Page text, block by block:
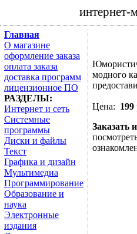
интернет-
Главная
О магазине
оформление заказа
оплата заказа
доставка программ
лицензионное ПО
РАЗДЕЛЫ:
Интернет и сеть
Системные
программы
Диски и файлы
Текст
Графика и дизайн
Мультимедиа
Программирование
Образование и
наука
Электронные
издания
модного
Цена: 199
Заказать